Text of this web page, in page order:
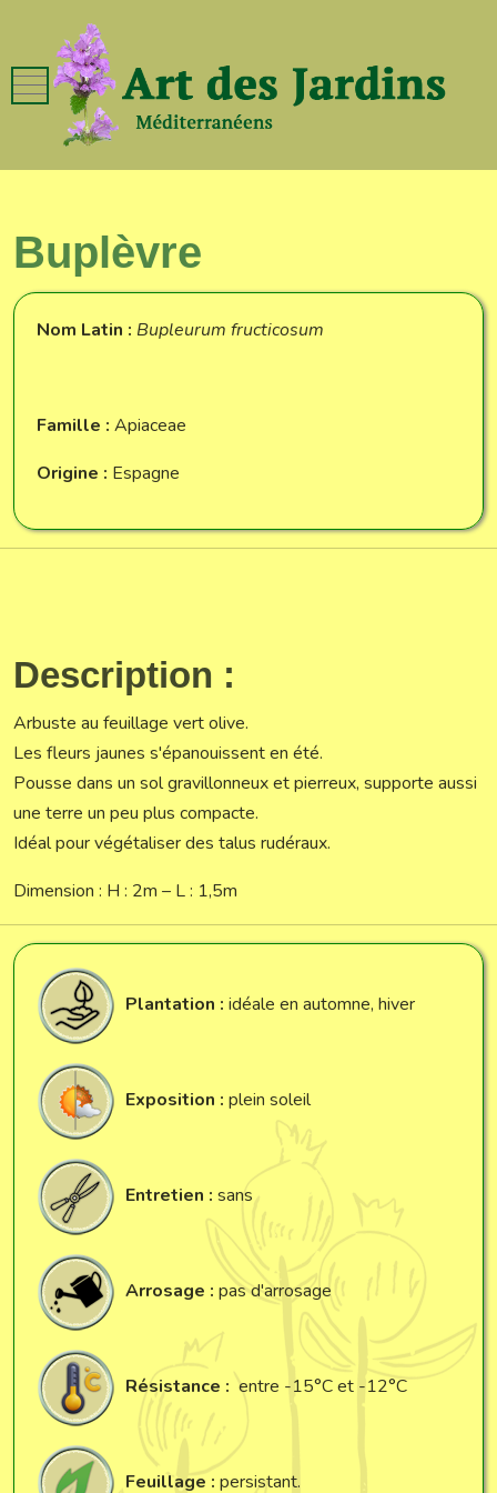
Mobile Menu Toggle
Buplèvre
Nom Latin : Bupleurum fructicosum
Famille : Apiaceae
Origine : Espagne
Description :
Arbuste au feuillage vert olive.
Les fleurs jaunes s'épanouissent en été.
Pousse dans un sol gravillonneux et pierreux, supporte aussi
une terre un peu plus compacte.
Idéal pour végétaliser des talus rudéraux.
Dimension : H : 2m – L : 1,5m
Plantation : idéale en automne, hiver
Exposition : plein soleil
Entretien : sans
Arrosage : pas d'arrosage
Résistance : entre -15°C et -12°C
Feuillage : persistant.